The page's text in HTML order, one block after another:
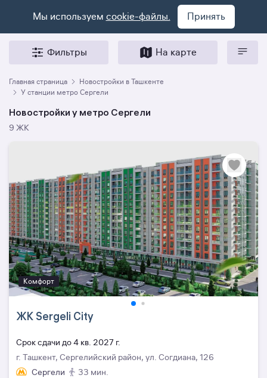
Мы используем cookie-файлы. Принять
Фильтры На карте
Главная страница
Новостройки в Ташкенте
У станции метро Сергели
Новостройки у метро Сергели
9 ЖК
Комфорт
ЖК Sergeli City
Cрок сдачи до 4 кв. 2027 г.
г. Ташкент, Сергелийский район, ул. Согдиана, 126
Сергели
33 мин.